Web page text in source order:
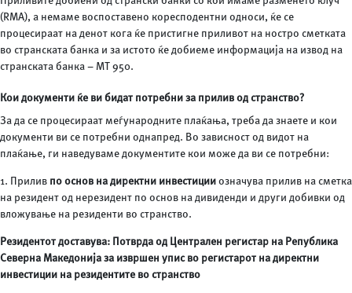
(RMA), а немаме воспоставено коресподентни односи, ќе се
процесираат на денот кога ќе пристигне приливот на ностро сметката
во странската банка и за истото ќе добиеме информација на извод на
странската банка – МТ 950.
Кои документи ќе ви бидат потребни за прилив од странство?
За да се процесираат меѓународните плаќања, треба да знаете и кои
документи ви се потребни однапред. Во зависност од видот на
плаќање, ги наведуваме документите кои може да ви се потребни:
1. Прилив по основ на директни инвестиции означува прилив на сметка
на резидент од нерезидент по основ на дивиденди и други добивки од
вложување на резиденти во странство.
Резидентот доставува: Потврда од Централен регистар на Република
Северна Македонија за извршен упис во регистарот на директни
инвестиции на резидентите во странство